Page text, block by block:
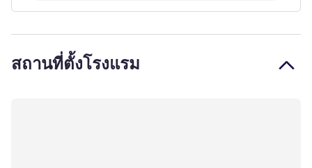
สถานที่ตั้งโรงแรม